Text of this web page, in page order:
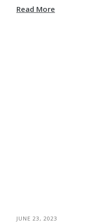
Read More
JUNE 23, 2023